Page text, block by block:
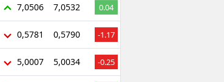
7,0506 7,0532 0.04
0,5781 0,5790 -1.17
5,0007 5,0034 -0.25